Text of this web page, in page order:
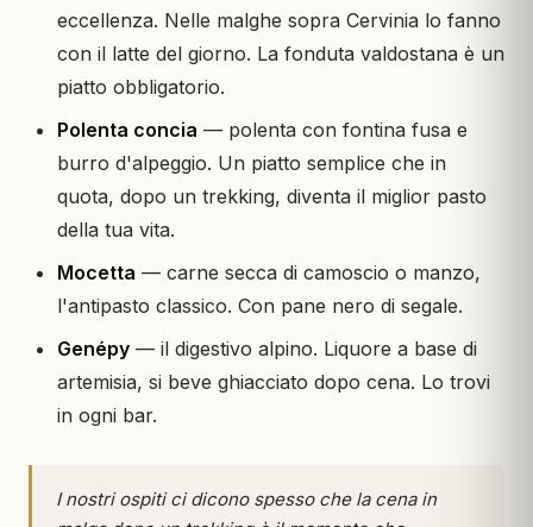
eccellenza. Nelle malghe sopra Cervinia lo fanno
con il latte del giorno. La fonduta valdostana è un
piatto obbligatorio.
Polenta concia — polenta con fontina fusa e
burro d'alpeggio. Un piatto semplice che in
quota, dopo un trekking, diventa il miglior pasto
della tua vita.
Mocetta — carne secca di camoscio o manzo,
l'antipasto classico. Con pane nero di segale.
Genépy — il digestivo alpino. Liquore a base di
artemisia, si beve ghiacciato dopo cena. Lo trovi
in ogni bar.
I nostri ospiti ci dicono spesso che la cena in